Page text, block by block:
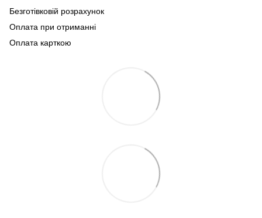
Безготівковій розрахунок
Оплата при отриманні
Оплата карткою